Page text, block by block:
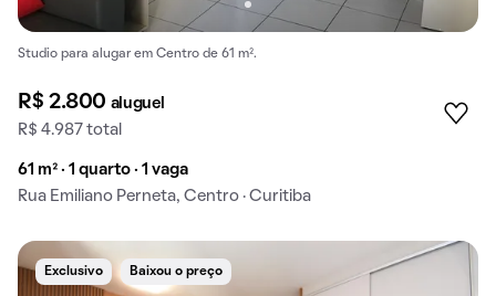
Studio para alugar em Centro de 61 m².
R$ 2.800 aluguel
R$ 4.987 total
61 m² · 1 quarto · 1 vaga
Rua Emiliano Perneta, Centro · Curitiba
Exclusivo Baixou o preço